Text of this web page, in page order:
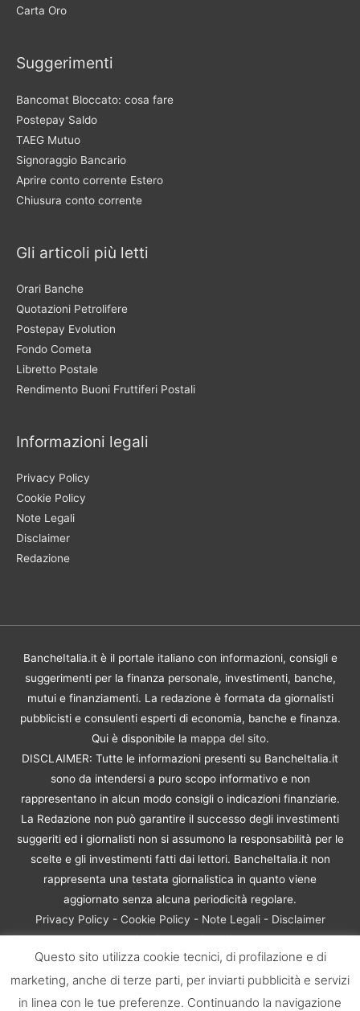
Carta Oro
Suggerimenti
Bancomat Bloccato: cosa fare
Postepay Saldo
TAEG Mutuo
Signoraggio Bancario
Aprire conto corrente Estero
Chiusura conto corrente
Gli articoli più letti
Orari Banche
Quotazioni Petrolifere
Postepay Evolution
Fondo Cometa
Libretto Postale
Rendimento Buoni Fruttiferi Postali
Informazioni legali
Privacy Policy
Cookie Policy
Note Legali
Disclaimer
Redazione
BancheItalia.it è il portale italiano con informazioni, consigli e
suggerimenti per la finanza personale, investimenti, banche,
mutui e finanziamenti. La redazione è formata da giornalisti
pubblicisti e consulenti esperti di economia, banche e finanza.
Qui è disponibile la mappa del sito.
DISCLAIMER: Tutte le informazioni presenti su BancheItalia.it
sono da intendersi a puro scopo informativo e non
rappresentano in alcun modo consigli o indicazioni finanziarie.
La Redazione non può garantire il successo degli investimenti
suggeriti ed i giornalisti non si assumono la responsabilità per le
scelte e gli investimenti fatti dai lettori. BancheItalia.it non
rappresenta una testata giornalistica in quanto viene
aggiornato senza alcuna periodicità regolare.
Privacy Policy - Cookie Policy - Note Legali- Disclaimer
Rischio Investimenti
BancheItalia.it Copyright © 2021. Tutti i diritti sono riservati. |
P.IVA 10673901004 | Contenuti di proprietà di BancheItalia.it:
non sono riproducibili, neanche parzialmente, senza esplicita
Questo sito utilizza cookie tecnici, di profilazione e di
marketing, anche di terze parti, per inviarti pubblicità e servizi
in linea con le tue preferenze. Continuando la navigazione